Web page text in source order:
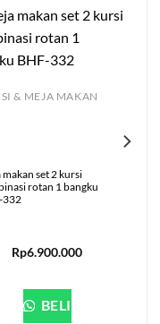
Bangka Belitung,
Tengah
& MEJA MAKAN
makan set 2 kursi
rotan 1 bangku
332
Rp6.900.000
BELI